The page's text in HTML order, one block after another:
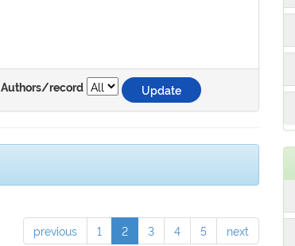
Authors/record
previous 1 2 3 4 5 next